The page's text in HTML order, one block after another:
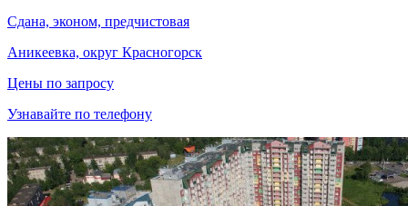
Сдана, эконом, предчистовая
Аникеевка, округ Красногорск
Цены по запросу
Узнавайте по телефону